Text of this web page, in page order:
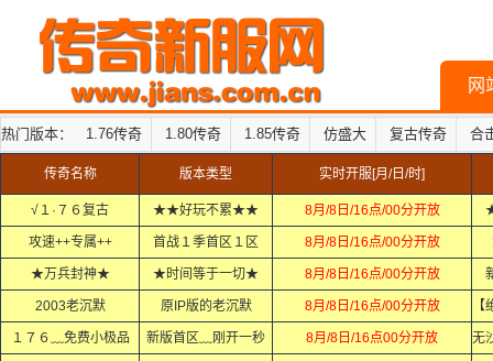
网
热门版本： 1.76传奇 1.80传奇 1.85传奇 仿盛大 复古传奇 合
传奇名称 版本类型 实时开服[月/日/时]
√１·７６复古 ★★好玩不累★★ 8月/8日/16点/00分开放
攻速++专属++ 首战１季首区１区 8月/8日/16点/00分开放
★万兵封神★ ★时间等于一切★ 8月/8日/16点/00分开放
2003老沉默 原IP版的老沉默 8月/8日/16点/00分开放
１７６﹏免费小极品 新版首区﹏刚开一秒 8月/8日/16点00分开放